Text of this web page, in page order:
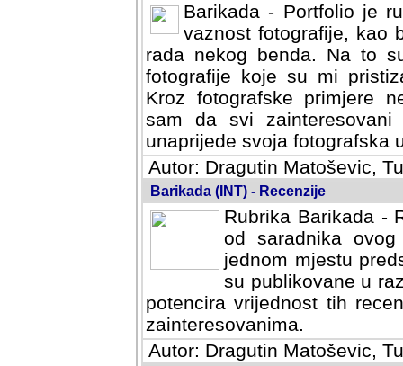
Barikada - Portfolio je
vaznost fotografije, kao
rada nekog benda. Na to
fotografije koje su mi
fotografske primjere
svi zainteresovani
svoja fotografska umijeca.
Autor: Dragutin Matoševic,
Barikada (INT) - Recenzije
Rubrika Barikada -
od saradnika
jednom mjestu
su publikovane u
potencira vrijednost tih
zainteresovanima.
Autor: Dragutin Matoševic,